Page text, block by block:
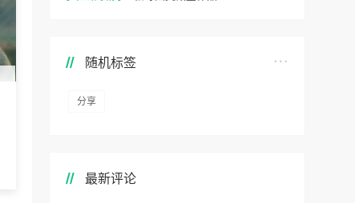
随机标签
分享
最新评论